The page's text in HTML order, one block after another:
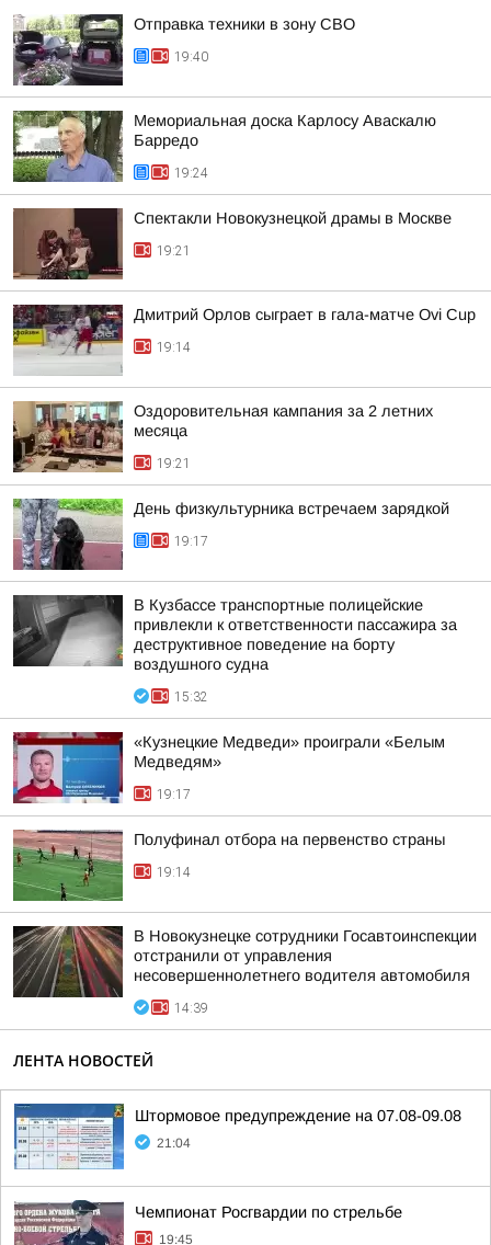
Отправка техники в зону СВО
19:40
Мемориальная доска Карлосу Аваскалю
Барредо
19:24
Спектакли Новокузнецкой драмы в Москве
19:21
Дмитрий Орлов сыграет в гала-матче Ovi Cup
19:14
Оздоровительная кампания за 2 летних
месяца
19:21
День физкультурника встречаем зарядкой
19:17
В Кузбассе транспортные полицейские
привлекли к ответственности пассажира за
деструктивное поведение на борту
воздушного судна
15:32
«Кузнецкие Медведи» проиграли «Белым
Медведям»
19:17
Полуфинал отбора на первенство страны
19:14
В Новокузнецке сотрудники Госавтоинспекции
отстранили от управления
несовершеннолетнего водителя автомобиля
14:39
ЛЕНТА НОВОСТЕЙ
Штормовое предупреждение на 07.08-09.08
21:04
Чемпионат Росгвардии по стрельбе
19:45